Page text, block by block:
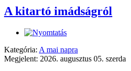
A kitartó imádságról
Kategória: A mai napra
Megjelent: 2026. augusztus 05. szerda